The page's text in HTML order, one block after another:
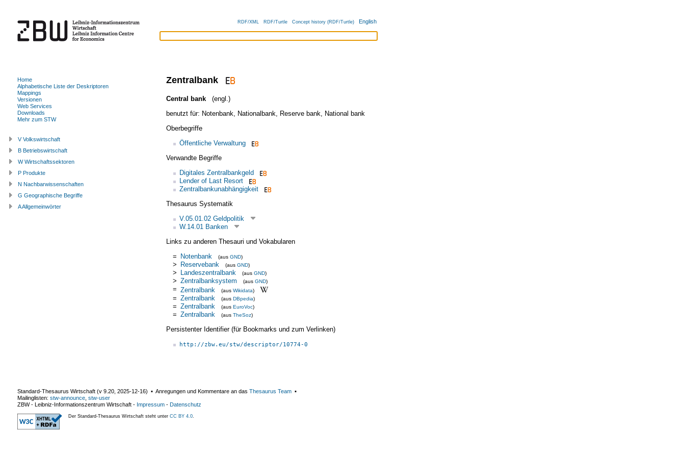
RDF/XML RDF/Turtle Concept history (RDF/Turtle) English
Zentralbank
Central bank
(engl.)
benutzt für: Notenbank Nationalbank Reserve bank
National bank
Oberbegriffe
Öffentliche Verwaltung
Verwandte Begriffe
Digitales Zentralbankgeld
Lender of Last Resort
Zentralbankunabhängigkeit
Thesaurus Systematik
V.05.01.02 Geldpolitik
W.14.01 Banken
Links zu anderen Thesauri und Vokabularen
= Notenbank (aus GND)
> Reservebank (aus GND)
> Landeszentralbank (aus GND)
> Zentralbanksystem (aus GND)
= Zentralbank (aus Wikidata)
= Zentralbank (aus DBpedia)
= Zentralbank (aus EuroVoc)
= Zentralbank (aus TheSoz)
Persistenter Identifier (für Bookmarks und zum Verlinken)
http://zbw.eu/stw/descriptor/10774-0
Home
Alphabetische Liste der Deskriptoren
Mappings
Versionen
Web Services
Downloads
Mehr zum STW
V Volkswirtschaft
B Betriebswirtschaft
W Wirtschaftssektoren
P Produkte
N Nachbarwissenschaften
G Geographische Begriffe
A Allgemeinwörter
Standard-Thesaurus Wirtschaft (v 9.20 2025-12-16) ▪ Anregungen und Kommentare an das Thesaurus Team ▪
Mailinglisten: stw-announce stw-user
ZBW - Leibniz-Informationszentrum Wirtschaft - Impressum - Datenschutz
Der Standard-Thesaurus Wirtschaft steht unter CC BY 4.0